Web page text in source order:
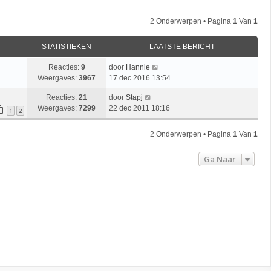
2 Onderwerpen • Pagina 1 Van 1
STATISTIEKEN LAATSTE BERICHT
Reacties: 9
Weergaves: 3967
door Hannie
17 dec 2016 13:54
1 2
Reacties: 21
Weergaves: 7299
door Stapj
22 dec 2011 18:16
2 Onderwerpen • Pagina 1 Van 1
Ga Naar